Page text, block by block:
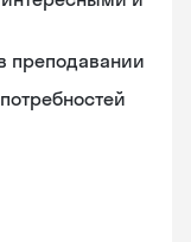
преподавании